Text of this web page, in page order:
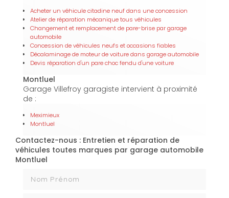
Acheter un véhicule citadine neuf dans une concession
Atelier de réparation mécanique tous véhicules
Changement et remplacement de pare-brise par garage
automobile
Concession de véhicules neufs et occasions fiables
Décalaminage de moteur de voiture dans garage automobile
Devis réparation d'un pare choc fendu d'une voiture
Montluel
Garage Villefroy garagiste intervient à proximité
de :
Meximieux
Montluel
Contactez-nous : Entretien et réparation de
véhicules toutes marques par garage automobile
Montluel